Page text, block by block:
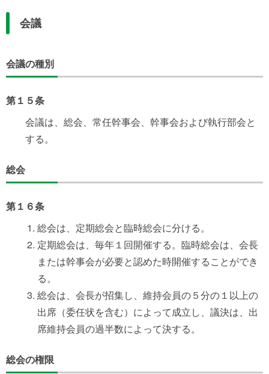
会議
会議の種別
第１５条
会議は、総会、常任幹事会、幹事会および執行部会と
する。
総会
第１６条
総会は、定期総会と臨時総会に分ける。
定期総会は、毎年１回開催する。臨時総会は、会長
または幹事会が必要と認めた時開催することができ
る。
総会は、会長が招集し、維持会員の５分の１以上の
出席（委任状を含む）によって成立し、議決は、出
席維持会員の過半数によって決する。
総会の権限